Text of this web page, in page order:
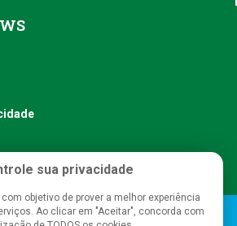
- Todos os direitos reservados
sua privacidade
objetivo de prover a melhor experiência
Ao clicar em "Aceitar", concorda com